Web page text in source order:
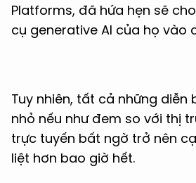
Platforms, đã hứa hẹn sẽ
cụ generative AI của họ vào
Tuy nhiên, tất cả những diễn
nhỏ nếu như đem so với thị
trực tuyến bất ngờ trở nên
liệt hơn bao giờ hết.